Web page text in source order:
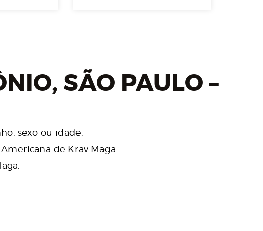
SÃO PAULO –
sexo ou idade.
de Krav Maga.